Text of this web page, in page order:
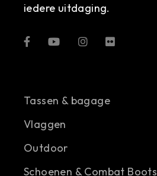
iedere uitdaging.
Tassen & bagage
Vlaggen
Outdoor
Schoenen & Combat Boots